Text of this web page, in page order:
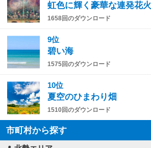
虹色に輝く豪華な連発花火
1658回のダウンロード
9位
碧い海
1575回のダウンロード
10位
夏空のひまわり畑
1510回のダウンロード
市町村から探す